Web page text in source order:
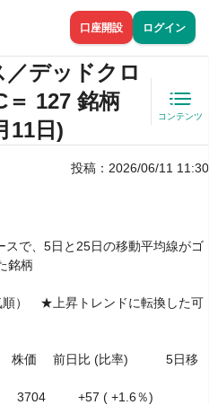
口座開設 ログイン
／デッドクロ
＝ 127 銘柄
11日)
コンテンツ
投稿： 2026/06/11 11:30
で、5日と25日の移動平均線がゴ
銘柄
）　★上昇トレンドに転換した可
価　 前日比 (比率)　　　5日移
　　3704 　　 +57 ( +1.6％)